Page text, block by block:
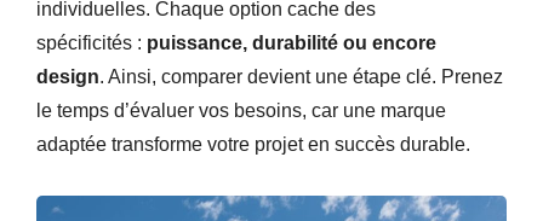
individuelles. Chaque option cache des
spécificités : puissance, durabilité ou encore
design. Ainsi, comparer devient une étape clé. Prenez
le temps d’évaluer vos besoins, car une marque
adaptée transforme votre projet en succès durable.